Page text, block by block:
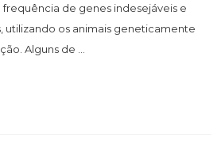
de genes indesejáveis e
utilizando os animais geneticamente
Alguns de ...